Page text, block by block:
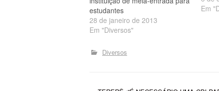
estudantes
28 de janeiro de 2013
Em "Diversos"
Em
Diversos